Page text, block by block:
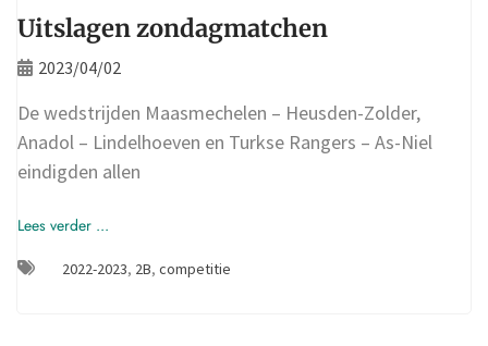
Uitslagen zondagmatchen
2023/04/02
De wedstrijden Maasmechelen – Heusden-Zolder,
Anadol – Lindelhoeven en Turkse Rangers – As-Niel
eindigden allen
Lees verder ...
2022-2023, 2B, competitie